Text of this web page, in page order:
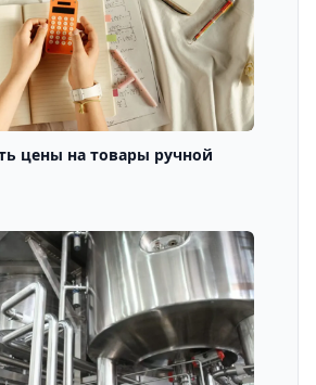
цены на товары ручной